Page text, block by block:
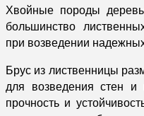
Хвойные породы
большинство
при возведении
Брус из лиственницы
для возведения стен и
прочность и